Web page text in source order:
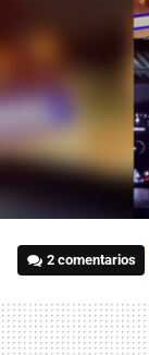
2 comentarios